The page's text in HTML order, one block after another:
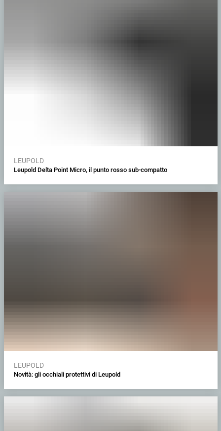
LEUPOLD
Leupold Delta Point Micro, il punto rosso sub-compatto
LEUPOLD
Novità: gli occhiali protettivi di Leupold